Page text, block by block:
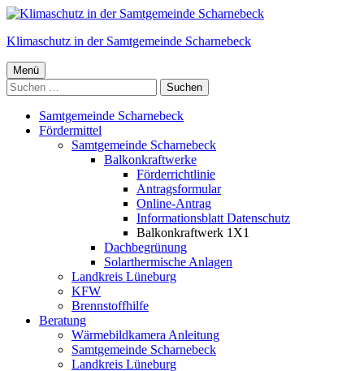
Springe
Inhalt
Klimaschutz in der Samtgemeinde Scharnebeck
Primäres
Menü
Menü
Suchen
nach:
Samtgemeinde Scharnebeck
Fördermittel
Samtgemeinde Scharnebeck
Balkonkraftwerke
Förderrichtlinie
Antragsformular
Online-Antrag
Informationsblatt Datenschutz
Balkonkraftwerk 1X1
Dachbegrünung
Solarthermische Anlagen
Landkreis Lüneburg
KFW
Brennstoffhilfe
Beratung
Wärmebildkamera Anleitung
Samtgemeinde Scharnebeck
Landkreis Lüneburg